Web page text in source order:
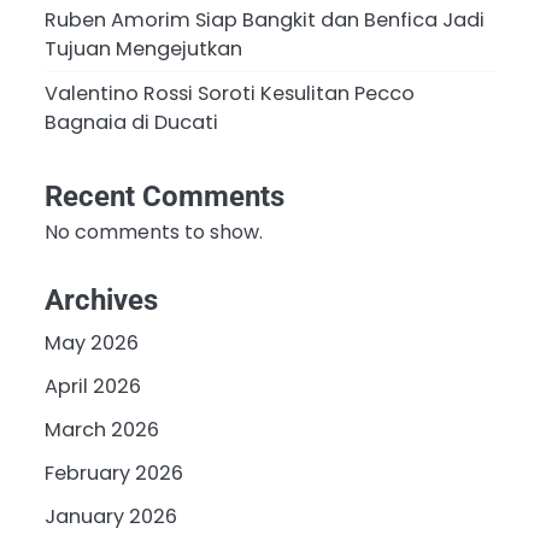
Ruben Amorim Siap Bangkit dan Benfica Jadi
Tujuan Mengejutkan
Valentino Rossi Soroti Kesulitan Pecco
Bagnaia di Ducati
Recent Comments
No comments to show.
Archives
May 2026
April 2026
March 2026
February 2026
January 2026